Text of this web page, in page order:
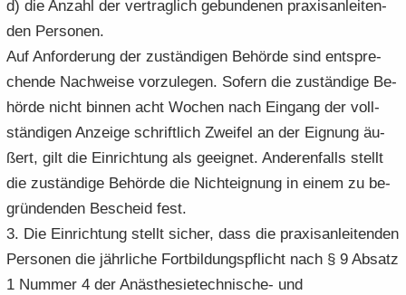
d) die An­zahl der ver­trag­lich ge­bun­de­nen pra­xis­an­lei­ten­
den Per­so­nen.
Auf An­for­de­rung der zu­stän­di­gen Be­hör­de sind ent­spre­
chen­de Nach­wei­se vor­zu­le­gen. So­fern die zu­stän­di­ge Be­
hör­de nicht bin­nen acht Wo­chen nach Ein­gang der voll­
stän­di­gen An­zei­ge schrift­lich Zwei­fel an der Eig­nung äu­
ßert, gilt die Ein­rich­tung als ge­eig­net. An­de­ren­falls stellt
die zu­stän­di­ge Be­hör­de die Nicht­eig­nung in einem zu be­
grün­den­den Be­scheid fest.
3. Die Ein­rich­tung stellt si­cher, dass die pra­xis­an­lei­ten­den
Per­so­nen die jähr­li­che Fort­bil­dungs­pflicht nach § 9 Ab­satz
1 Num­mer 4 der Anästhesietechnische-​ und